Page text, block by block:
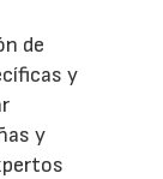
de
y
y